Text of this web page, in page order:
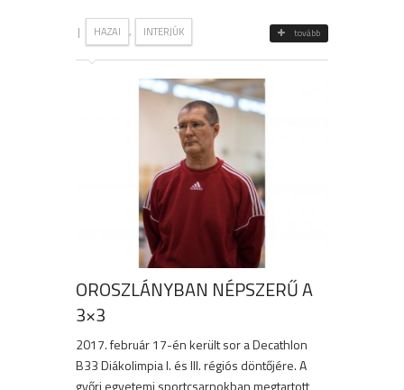
| HAZAI , INTERJÚK tovább
OROSZLÁNYBAN NÉPSZERŰ A
3×3
2017. február 17-én került sor a Decathlon
B33 Diákolimpia I. és III. régiós döntőjére. A
győri egyetemi sportcsarnokban megtartott